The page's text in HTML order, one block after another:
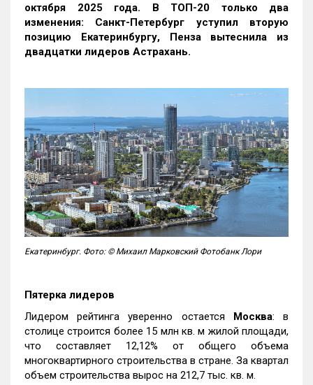
октября 2025 года. В ТОП-20 только два
изменения: Санкт-Петербург уступил вторую
позицию Екатеринбургу, Пенза вытеснила из
двадцатки лидеров Астрахань.
Екатеринбург. Фото: © Михаил Марковский Фотобанк Лори
Пятерка лидеров
Лидером рейтинга уверенно остается Москва: в
столице строится более 15 млн кв. м жилой площади,
что составляет 12,12% от общего объема
многоквартирного строительства в стране. За квартал
объем строительства вырос на 212,7 тыс. кв. м.